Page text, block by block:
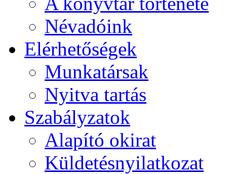
Névadóink
Elérhetőségek
Munkatársak
Nyitva tartás
Szabályzatok
Alapító okirat
Küldetésnyilatkozat